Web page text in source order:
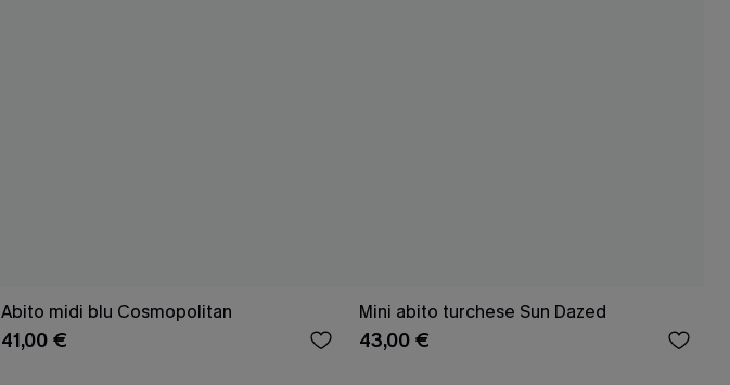
Abito midi blu Cosmopolitan
41,00 €
Mini abito turchese Sun Dazed
43,00 €